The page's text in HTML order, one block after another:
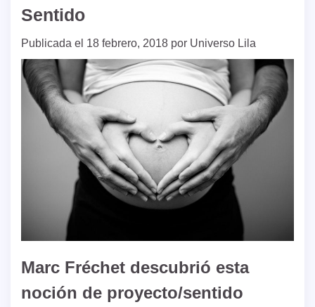
Sentido
Publicada el 18 febrero, 2018 por Universo Lila
Marc Fréchet descubrió esta
noción de proyecto/sentido